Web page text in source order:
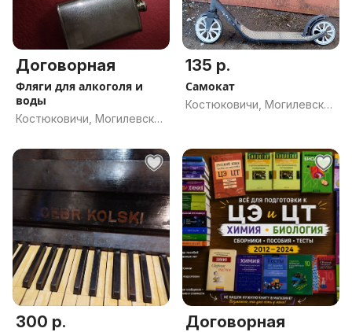
Договорная
Фляги для алкоголя и
воды
Костюковичи, Могилевская
135 р.
Самокат
Костюковичи, Могилевская
300 р. Договорная